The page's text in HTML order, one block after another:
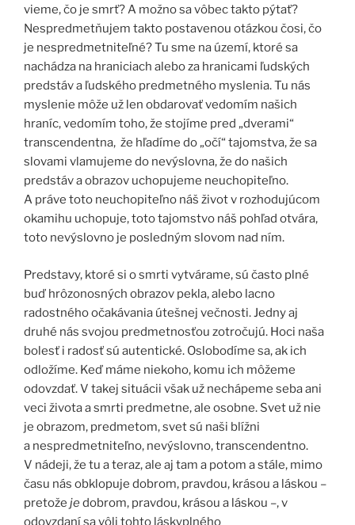
vieme, čo je smrť? A možno sa vôbec takto pýtať?
Nespredmetňujem takto postavenou otázkou čosi, čo
je nespredmetniteľné? Tu sme na území, ktoré sa
nachádza na hraniciach alebo za hranicami ľudských
predstáv a ľudského predmetného myslenia. Tu nás
myslenie môže už len obdarovať vedomím našich
hraníc, vedomím toho, že stojíme pred „dverami“
transcendentna, že hľadíme do „očí“ tajomstva, že sa
slovami vlamujeme do nevýslovna, že do našich
predstáv a obrazov uchopujeme neuchopiteľno.
A práve toto neuchopiteľno náš život v rozhodujúcom
okamihu uchopuje, toto tajomstvo náš pohľad otvára,
toto nevýslovno je posledným slovom nad ním.
Predstavy, ktoré si o smrti vytvárame, sú často plné
buď hrôzonosných obrazov pekla, alebo lacno
radostného očakávania útešnej večnosti. Jedny aj
druhé nás svojou predmetnosťou zotročujú. Hoci naša
bolesť i radosť sú autentické. Oslobodíme sa, ak ich
odložíme. Keď máme niekoho, komu ich môžeme
odovzdať. V takej situácii však už nechápeme seba ani
veci života a smrti predmetne, ale osobne. Svet už nie
je obrazom, predmetom, svet sú naši blížni
a nespredmetniteľno, nevýslovno, transcendentno.
V nádeji, že tu a teraz, ale aj tam a potom a stále, mimo
času nás obklopuje dobrom, pravdou, krásou a láskou –
pretože jedobrom, pravdou, krásou a láskou –, v
odovzdaní sa vôli tohto láskyplného